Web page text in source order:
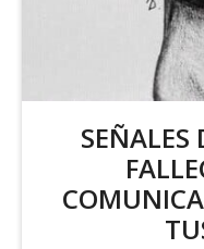
SEÑALES